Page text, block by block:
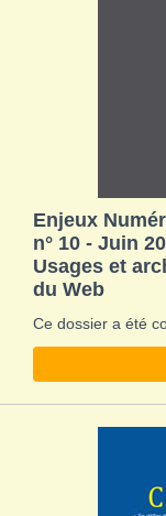
Enjeux
n° 10 - Juin
Usages et
du Web
Ce dossier a été